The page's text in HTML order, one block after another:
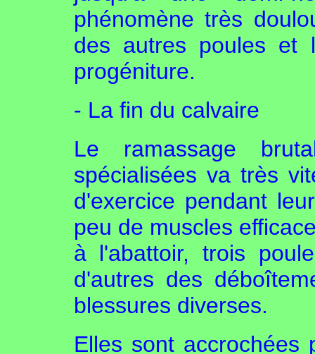
phénomène très
des autres poules et
progéniture.
- La fin du calvaire
Le ramassage
spécialisées va très
d'exercice pendant
peu de muscles
à l'abattoir, trois
d'autres des
blessures diverses.
Elles sont